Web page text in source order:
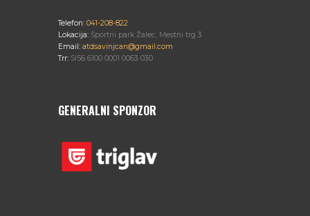
Telefon: 041-208-822
Lokacija: Športni park Žalec, Mestni trg 3
Email: atdsavinjcan@gmail.com
Trr: SI56 6100 0001 0063 030
GENERALNI SPONZOR